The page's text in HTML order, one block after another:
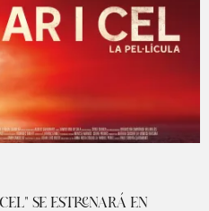
SE ESTRENARÁ EN